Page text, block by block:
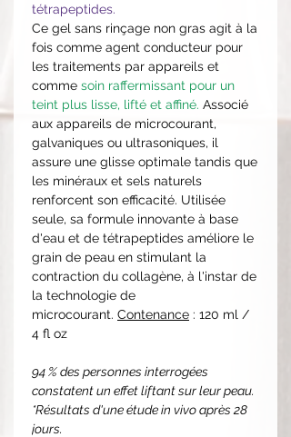
tétrapeptides.
Ce gel sans rinçage non gras agit à la
fois comme agent conducteur pour
les traitements par appareils et
comme soin raffermissant pour un
teint plus lisse, lifté et affiné. Associé
aux appareils de microcourant,
galvaniques ou ultrasoniques, il
assure une glisse optimale tandis que
les minéraux et sels naturels
renforcent son efficacité. Utilisée
seule, sa formule innovante à base
d'eau et de tétrapeptides améliore le
grain de peau en stimulant la
contraction du collagène, à l'instar de
la technologie de
microcourant. Contenance : 120 ml /
4 fl oz
94 % des personnes interrogées
constatent un effet liftant sur leur peau.
*Résultats d'une étude in vivo après 28
jours.